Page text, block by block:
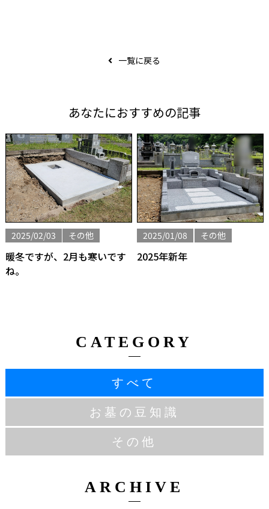
一覧に戻る
あなたにおすすめの記事
2025/02/03 その他
暖冬ですが、2月も寒いです
ね。
2025/01/08 その他
2025年新年
CATEGORY
すべて
お墓の豆知識
その他
ARCHIVE